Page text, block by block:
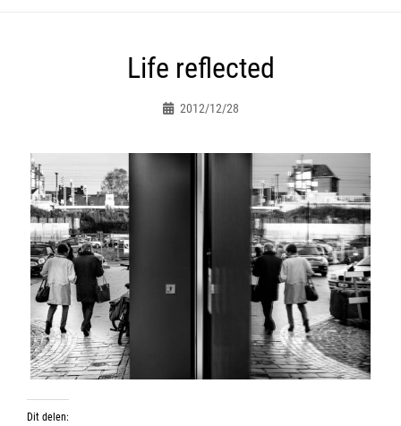
Life reflected
2012/12/28
Dit delen: